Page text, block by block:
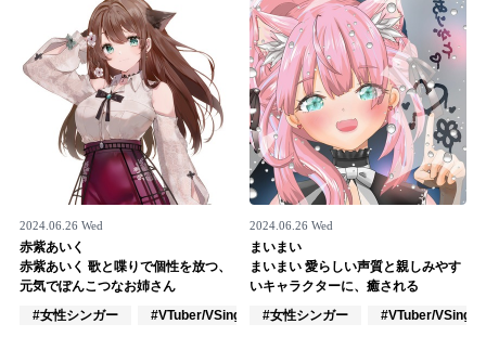
2024.06.26 Wed
赤紫あいく
赤紫あいく 歌と喋りで個性を放つ、
元気でぽんこつなお姉さん
#女性シンガー
#VTuber/VSinger #ポップス
2024.06.26 Wed
まいまい
まいまい 愛らしい声質と親しみやす
いキャラクターに、癒される
#女性シンガー
#VTuber/VSinger